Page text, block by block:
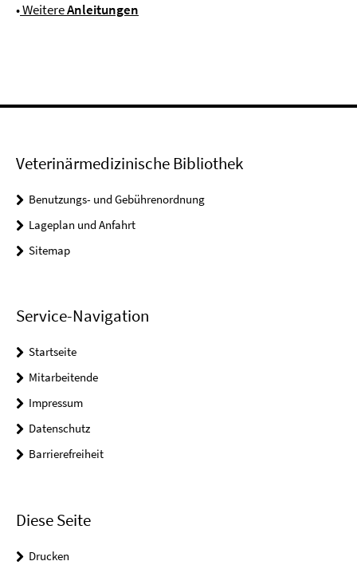
•WeitereAnleitungen
Veterinärmedizinische Bibliothek
Benutzungs- und Gebührenordnung
Lageplan und Anfahrt
Sitemap
Service-Navigation
Startseite
Mitarbeitende
Impressum
Datenschutz
Barrierefreiheit
Diese Seite
Drucken